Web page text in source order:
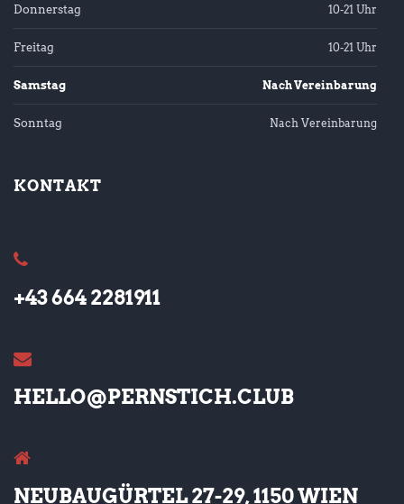
Donnerstag 10-21 Uhr
Freitag 10-21 Uhr
Samstag Nach Vereinbarung
Sonntag Nach Vereinbarung
KONTAKT
+43 664 2281911
HELLO@PERNSTICH.CLUB
NEUBAUGÜRTEL 27-29, 1150 WIEN